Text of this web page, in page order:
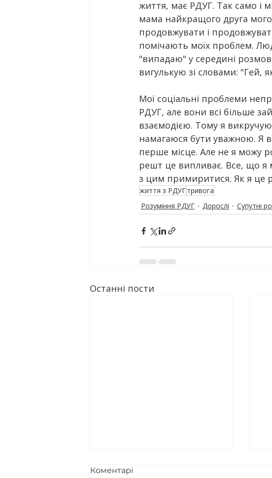
життя, має РДУГ. Так само і
мама найкращого друга
продовжувати і
помічають моїх проблем.
"випадаю" у середині
вигулькую зі словами: "Гей,
Мої соціальні проблеми
РДУГ, але вони всі більше
взаємодією. Тому я
намагаюся бути уважною. Я
перше місце. Але не я можу
решт це випливає. Все, що
з цим примиритися. Як я це
життя з РДУГтривога
Розуміння РДУГ
Дорослі Супутні
Останні пости
Коментарі